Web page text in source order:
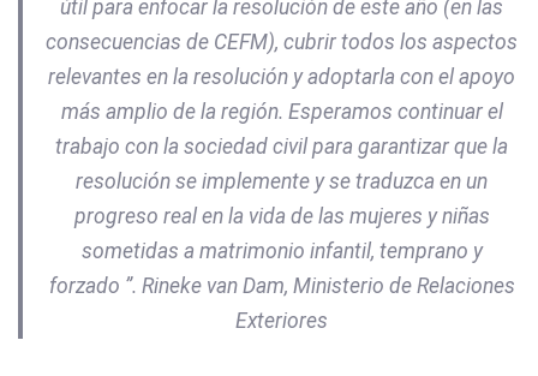
útil para enfocar la resolución de este año (en las
consecuencias de CEFM), cubrir todos los aspectos
relevantes en la resolución y adoptarla con el apoyo
más amplio de la región. Esperamos continuar el
trabajo con la sociedad civil para garantizar que la
resolución se implemente y se traduzca en un
progreso real en la vida de las mujeres y niñas
sometidas a matrimonio infantil, temprano y
forzado ”. Rineke van Dam, Ministerio de Relaciones
Exteriores